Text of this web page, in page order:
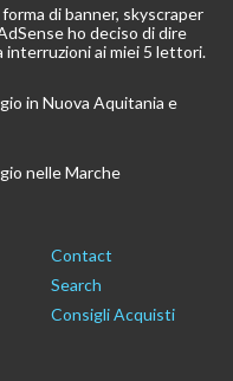
di banner, skyscraper
ho deciso di dire
interruzioni ai miei 5 lettori.
in Nuova Aquitania e
nelle Marche
Contact
Search
Consigli Acquisti